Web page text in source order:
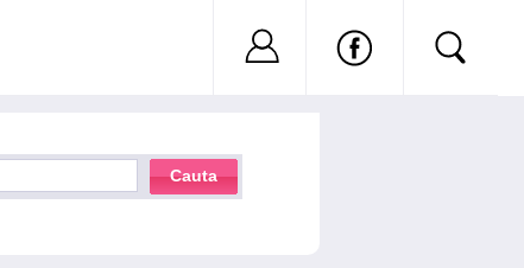
Cauta
Nu ai cont?